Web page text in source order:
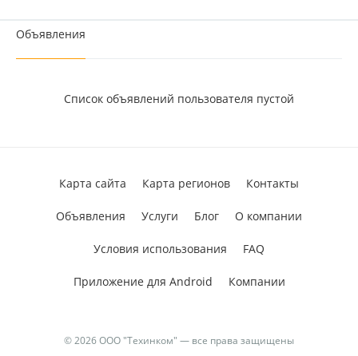
Объявления
Список объявлений пользователя пустой
© 2026 ООО "Техинком" — все права защищены
Карта сайта Карта регионов Контакты
Объявления Услуги Блог О компании
Условия использования FAQ
Приложение для Android Компании